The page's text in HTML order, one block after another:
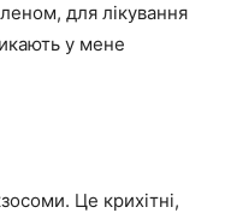
для лікування
у мене
Це крихітні,